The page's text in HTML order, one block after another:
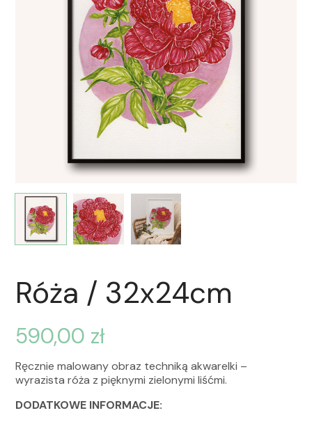
Róża / 32x24cm
590,00 zł
Ręcznie malowany obraz techniką akwarelki –
wyrazista róża z pięknymi zielonymi liśćmi.
DODATKOWE INFORMACJE: